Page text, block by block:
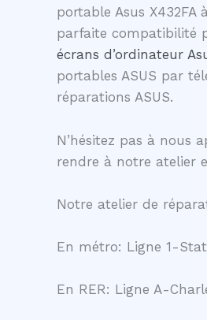
portable Asus
parfaite compatibilité
écrans d’ordinateur
portables ASUS par
réparations ASUS.
N’hésitez pas à nous
rendre à notre atelier
Notre atelier de
En métro: Ligne 1-
En RER: Ligne A-